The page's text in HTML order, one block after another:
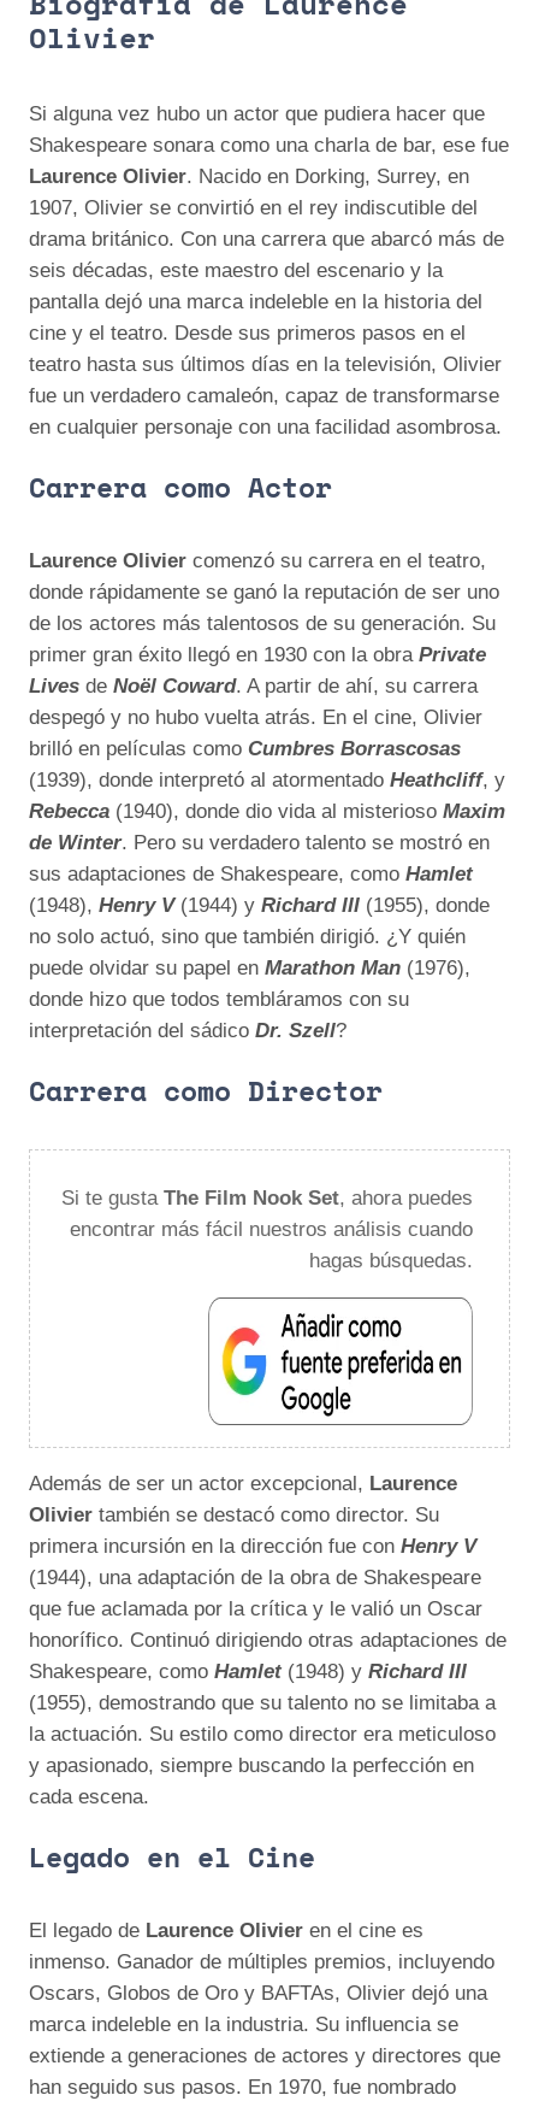
Olivier
Si alguna vez hubo un actor que pudiera hacer que
Shakespeare sonara como una charla de bar, ese fue
Laurence Olivier. Nacido en Dorking, Surrey, en
1907, Olivier se convirtió en el rey indiscutible del
drama británico. Con una carrera que abarcó más de
seis décadas, este maestro del escenario y la
pantalla dejó una marca indeleble en la historia del
cine y el teatro. Desde sus primeros pasos en el
teatro hasta sus últimos días en la televisión, Olivier
fue un verdadero camaleón, capaz de transformarse
en cualquier personaje con una facilidad asombrosa.
Carrera como Actor
Laurence Olivier comenzó su carrera en el teatro,
donde rápidamente se ganó la reputación de ser uno
de los actores más talentosos de su generación. Su
primer gran éxito llegó en 1930 con la obra Private
Lives de Noël Coward. A partir de ahí, su carrera
despegó y no hubo vuelta atrás. En el cine, Olivier
brilló en películas como Cumbres Borrascosas
(1939), donde interpretó al atormentado Heathcliff, y
Rebecca (1940), donde dio vida al misterioso Maxim
de Winter. Pero su verdadero talento se mostró en
sus adaptaciones de Shakespeare, como Hamlet
(1948), Henry V(1944) y Richard III (1955), donde
no solo actuó, sino que también dirigió. ¿Y quién
puede olvidar su papel en Marathon Man (1976),
donde hizo que todos tembláramos con su
interpretación del sádico Dr. Szell?
Carrera como Director
Si te gusta The Film Nook Set, ahora puedes
encontrar más fácil nuestros análisis cuando
hagas búsquedas.
Además de ser un actor excepcional, Laurence
Olivier también se destacó como director. Su
primera incursión en la dirección fue con Henry V
(1944), una adaptación de la obra de Shakespeare
que fue aclamada por la crítica y le valió un Oscar
honorífico. Continuó dirigiendo otras adaptaciones de
Shakespeare, como Hamlet(1948) y Richard III
(1955), demostrando que su talento no se limitaba a
la actuación. Su estilo como director era meticuloso
y apasionado, siempre buscando la perfección en
cada escena.
Legado en el Cine
El legado de Laurence Olivier en el cine es
inmenso. Ganador de múltiples premios, incluyendo
Oscars, Globos de Oro y BAFTAs, Olivier dejó una
marca indeleble en la industria. Su influencia se
extiende a generaciones de actores y directores que
han seguido sus pasos. En 1970, fue nombrado